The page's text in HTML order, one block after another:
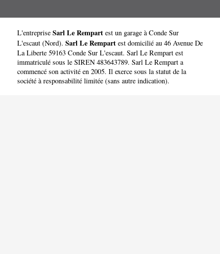
L'entreprise Sarl Le Rempart est un garage à Conde Sur
L'escaut (Nord). Sarl Le Rempart est domicilié au 46 Avenue De
La Liberte 59163 Conde Sur L'escaut. Sarl Le Rempart est
immatriculé sous le SIREN 483643789. Sarl Le Rempart a
commencé son activité en 2005. Il exerce sous la statut de la
société à responsabilité limitée (sans autre indication).